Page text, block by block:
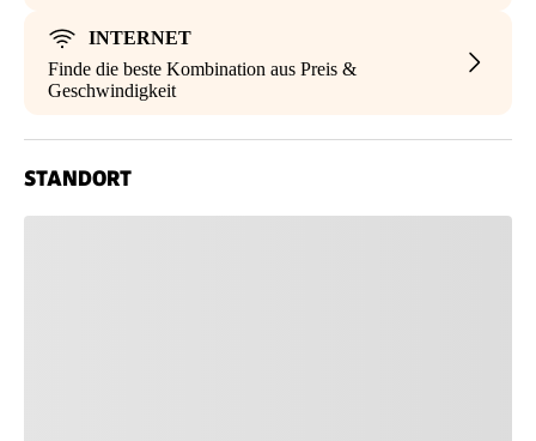
INTERNET
Finde die beste Kombination aus Preis &
Geschwindigkeit
STANDORT